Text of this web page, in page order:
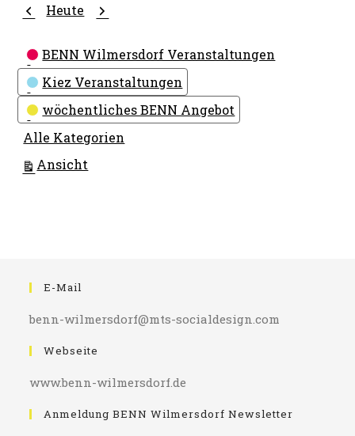
Zurück
Heute Weiter
Kategorien
BENN Wilmersdorf Veranstaltungen
Kiez Veranstaltungen
wöchentliches BENN Angebot
Alle Kategorien
Ansicht
E-Mail
benn-wilmersdorf@mts-socialdesign.com
Webseite
www.benn-wilmersdorf.de
Anmeldung BENN Wilmersdorf Newsletter